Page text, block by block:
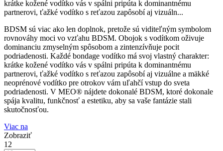
krátke kožené vodítko vás v spálni pripúta k dominantnému
partnerovi, ťažké vodítko s reťazou zapôsobí aj vizuáln...
BDSM sú viac ako len doplnok, pretože sú viditeľným symbolom
rovnováhy moci vo vzťahu BDSM. Obojok s vodítkom oživuje
dominanciu zmyselným spôsobom a zintenzívňuje pocit
podriadenosti. Každé bondage vodítko má svoj vlastný charakter:
krátke kožené vodítko vás v spálni pripúta k dominantnému
partnerovi, ťažké vodítko s reťazou zapôsobí aj vizuálne a mäkké
neoprénové vodítko pre otrokov vám uľahčí vstup do sveta
podriadenosti. V MEO® nájdete dokonalé BDSM, ktoré dokonale
spája kvalitu, funkčnosť a estetiku, aby sa vaše fantázie stali
skutočnosťou.
Viac na
Zobraziť
12